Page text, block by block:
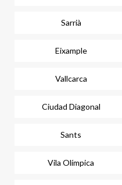
Sarrià
Eixample
Vallcarca
Ciudad Diagonal
Sants
Vila Olímpica